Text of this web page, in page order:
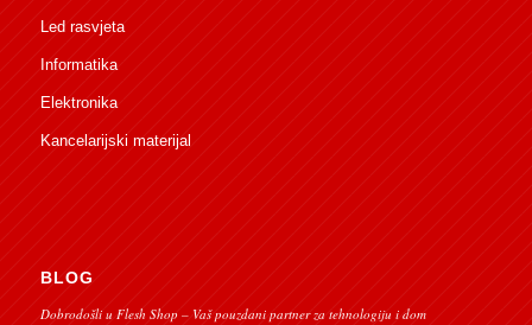
Led rasvjeta
Informatika
Elektronika
Kancelarijski materijal
BLOG
Dobrodošli u Flesh Shop – Vaš pouzdani partner za tehnologiju i dom